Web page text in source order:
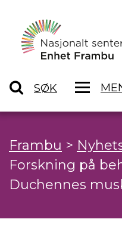
SØK
Frambu >
Forskning på
Duchennes